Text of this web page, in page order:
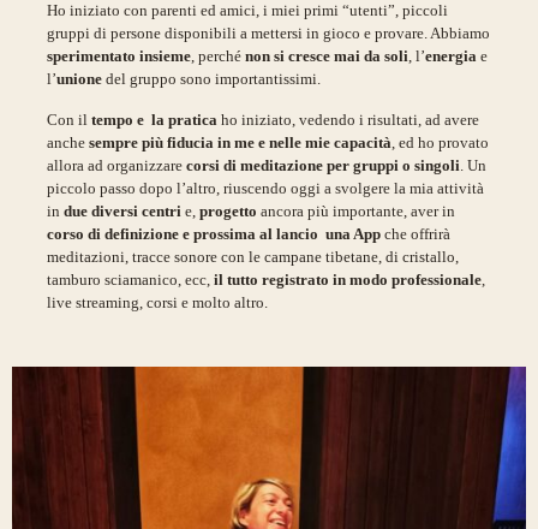
Ho iniziato con parenti ed amici, i miei primi “utenti”, piccoli
gruppi di persone disponibili a mettersi in gioco e provare. Abbiamo
sperimentato insieme, perché non si cresce mai da soli, l’energia e
l’unione del gruppo sono importantissimi.
Con il tempo e la pratica ho iniziato, vedendo i risultati, ad avere
anche sempre più fiducia in me e nelle mie capacità, ed ho provato
allora ad organizzare corsi di meditazione per gruppi o singoli. Un
piccolo passo dopo l’altro, riuscendo oggi a svolgere la mia attività
in due diversi centri e, progetto ancora più importante, aver in
corso di definizione e prossima al lancio una App che offrirà
meditazioni, tracce sonore con le campane tibetane, di cristallo,
tamburo sciamanico, ecc, il tutto registrato in modo professionale,
live streaming, corsi e molto altro.